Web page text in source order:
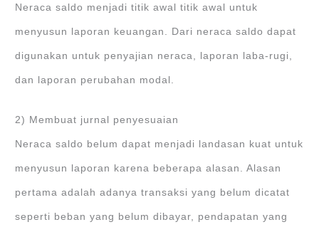
Neraca saldo menjadi titik awal titik awal untuk
menyusun laporan keuangan. Dari neraca saldo dapat
digunakan untuk penyajian neraca, laporan laba-rugi,
dan laporan perubahan modal.
2) Membuat jurnal penyesuaian
Neraca saldo belum dapat menjadi landasan kuat untuk
menyusun laporan karena beberapa alasan. Alasan
pertama adalah adanya transaksi yang belum dicatat
seperti beban yang belum dibayar, pendapatan yang